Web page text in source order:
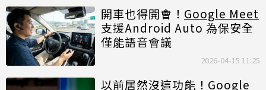
開車也得開會！ Google Meet
支援Android Auto 為保安全
僅能語音會議
2026-04-15 11:25
以前居然沒這功能！ Google